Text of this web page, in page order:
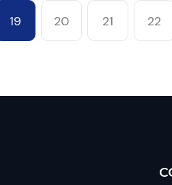
19 20 21 22